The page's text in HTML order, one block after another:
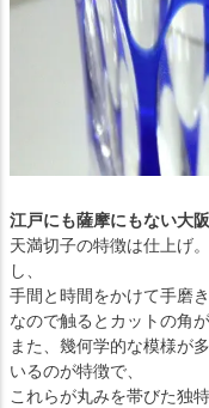
江戸にも薩摩にもない大
天満切子の特徴は仕上げ
し、
手間と時間をかけて手磨
なので触るとカットの角
また、幾何学的な模様が
いるのが特徴で、
これらが丸みを帯びた独